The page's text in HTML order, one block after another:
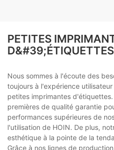
PETITES
D&#39;ÉTIQUETTES
Nous sommes à l'écoute des
toujours à l'expérience
petites imprimantes
premières de qualité garantie
performances supérieures de
l'utilisation de HOIN. De plus,
esthétique à la pointe de la
Grâce à nos lignes de